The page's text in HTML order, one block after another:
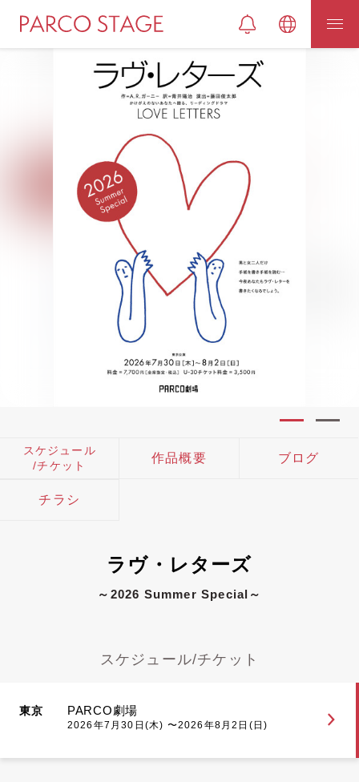
スケジュール
/チケット
作品概要 ブログ
チラシ
ラヴ・レターズ
～2026 Summer Special～
スケジュール/チケット
東京 PARCO劇場
2026年7月30日(木) 〜2026年8月2日(日)